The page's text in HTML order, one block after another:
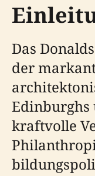
Das
der
kraftvolle